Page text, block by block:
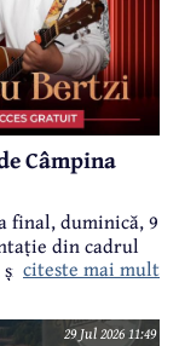
Câmpina
final, duminică, 9
din cadrul
Consiliul Local
citeste mai mult
29 Jul 2026 11:49